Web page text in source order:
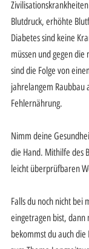
Blutdruck, erhöhte
Diabetes sind keine
müssen und gegen die
sind die Folge von
jahrelangem Raubbau
Fehlernährung.
Nimm deine
die Hand. Mithilfe des
leicht überprüfbaren
Falls du noch nicht bei
eingetragen bist, dann
bekommst du auch die